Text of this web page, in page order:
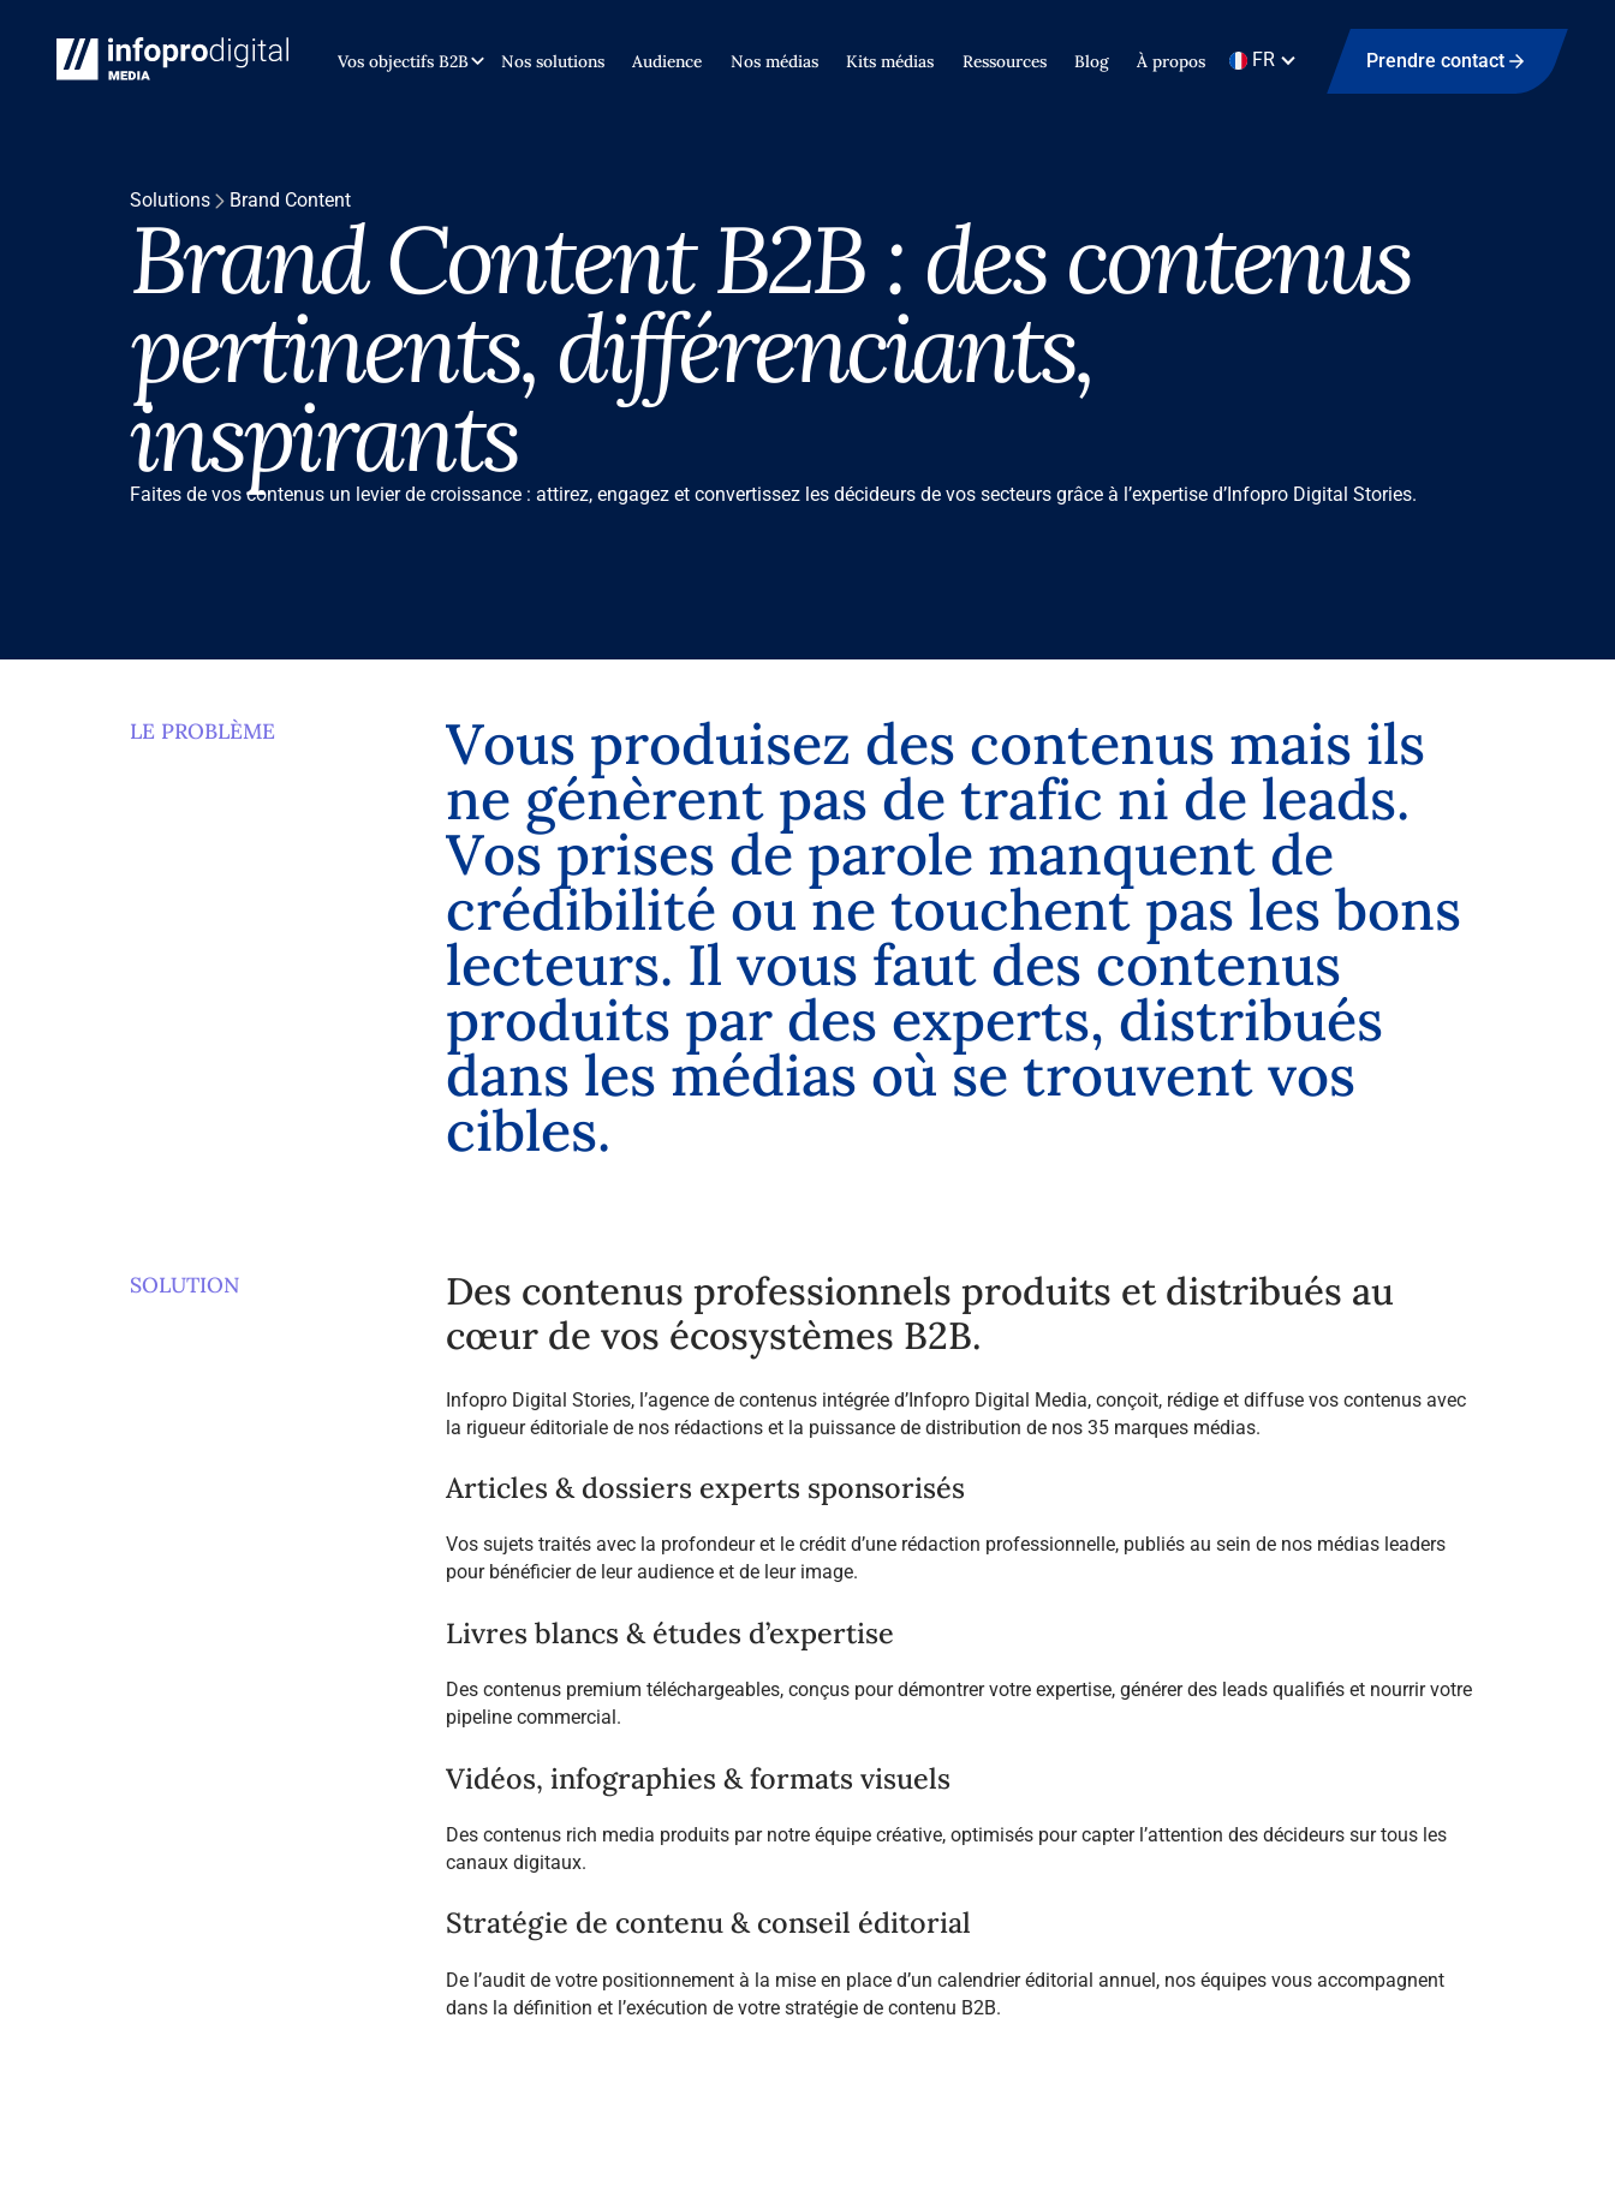
Vos objectifs B2B Nos solutions Audience Nos médias Kits médias Ressources Blog À propos FR Prendre contact
Solutions Brand Content
Brand Content B2B : des contenus
pertinents, différenciants,
inspirants
Faites de vos contenus un levier de croissance : attirez, engagez et convertissez les décideurs de vos secteurs grâce à l’expertise d’Infopro Digital Stories.
INTRODUCTON
LE PROBLÈME Vous produisez des contenus mais ils
ne génèrent pas de trafic ni de leads.
Vos prises de parole manquent de
crédibilité ou ne touchent pas les bons
lecteurs. Il vous faut des contenus
produits par des experts, distribués
dans les médias où se trouvent vos
cibles.
INTRODUCTON
SOLUTION
Des contenus professionnels produits et distribués au
cœur de vos écosystèmes B2B.
Infopro Digital Stories, l’agence de contenus intégrée d’Infopro Digital Media, conçoit, rédige et diffuse vos contenus avec
la rigueur éditoriale de nos rédactions et la puissance de distribution de nos 35 marques médias.
Articles & dossiers experts sponsorisés
Vos sujets traités avec la profondeur et le crédit d’une rédaction professionnelle, publiés au sein de nos médias leaders
pour bénéficier de leur audience et de leur image.
Livres blancs & études d’expertise
Des contenus premium téléchargeables, conçus pour démontrer votre expertise, générer des leads qualifiés et nourrir votre
pipeline commercial.
Vidéos, infographies & formats visuels
Des contenus rich media produits par notre équipe créative, optimisés pour capter l’attention des décideurs sur tous les
canaux digitaux.
Stratégie de contenu & conseil éditorial
De l’audit de votre positionnement à la mise en place d’un calendrier éditorial annuel, nos équipes vous accompagnent
dans la définition et l’exécution de votre stratégie de contenu B2B.